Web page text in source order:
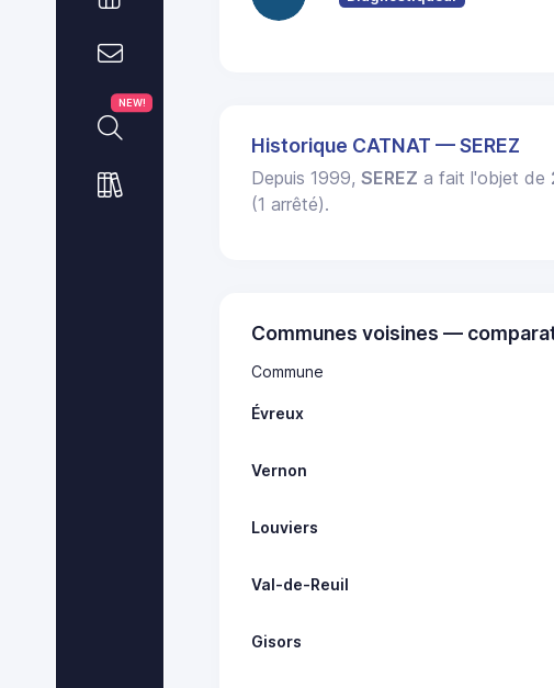
NEW!
Historique CATNAT — SEREZ
Depuis 1999,SEREZ a fait l'objet de
(1 arrêté).
Communes voisines —
Commune
Évreux
Vernon
Louviers
Val-de-Reuil
Gisors